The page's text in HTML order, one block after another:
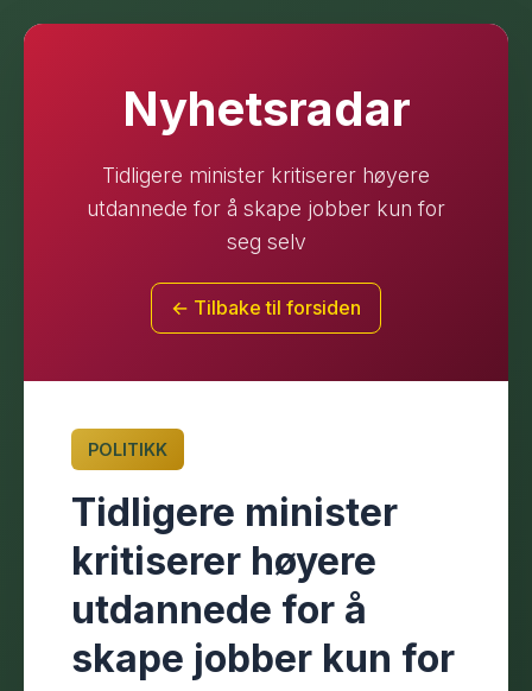
Nyhetsradar
Tidligere minister kritiserer høyere
utdannede for å skape jobber kun for
seg selv
← Tilbake til forsiden
POLITIKK
Tidligere minister
kritiserer høyere
utdannede for å
skape jobber kun for